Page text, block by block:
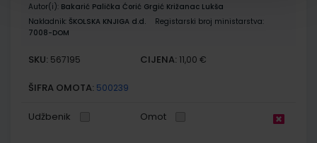
Autor(i): Bakarić Palička Ćorić Grgić Križanac Lukša
Nakladnik: ŠKOLSKA KNJIGA d.d.
Registarski broj ministarstva:
7008-DOM
SKU: 567195 CIJENA: 11,00 €
ŠIFRA OMOTA: 500239
Udžbenik Omot